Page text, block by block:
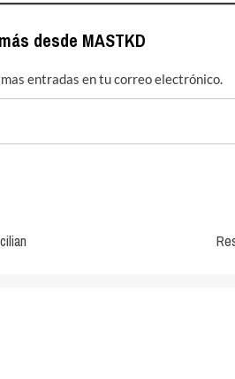
desde MASTKD
entradas en tu correo electrónico.